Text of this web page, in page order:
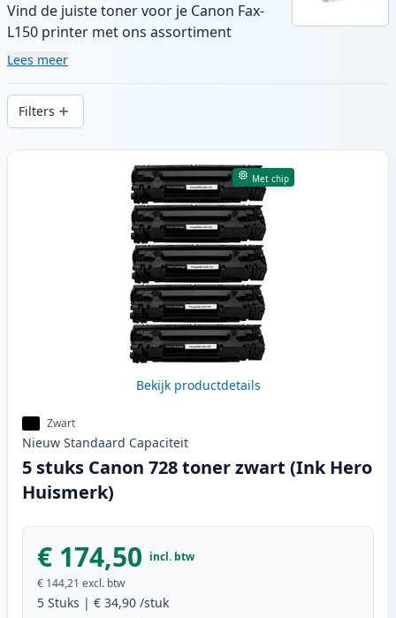
Vind de juiste toner voor je Canon Fax-
L150 printer met ons assortiment
compatibele en high-yield cartridges.
snelle levering vanuit lokale voorraad in .
Lees meer
Filters
Producten
Met chip
Bekijk productdetails
Zwart
Nieuw Standaard Capaciteit
5 stuks Canon 728 toner zwart (Ink Hero
Huismerk)
€ 174,50 incl. btw
€ 144,21 excl. btw
5 Stuks | € 34,90 /stuk